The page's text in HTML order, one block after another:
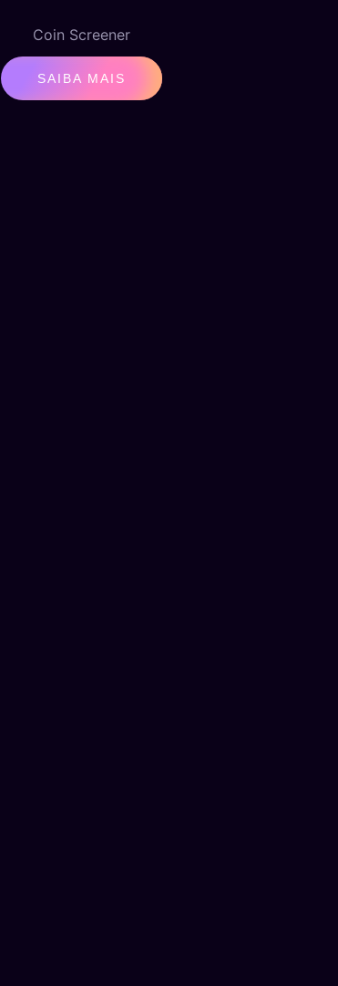
Coin Screener
SAIBA MAIS